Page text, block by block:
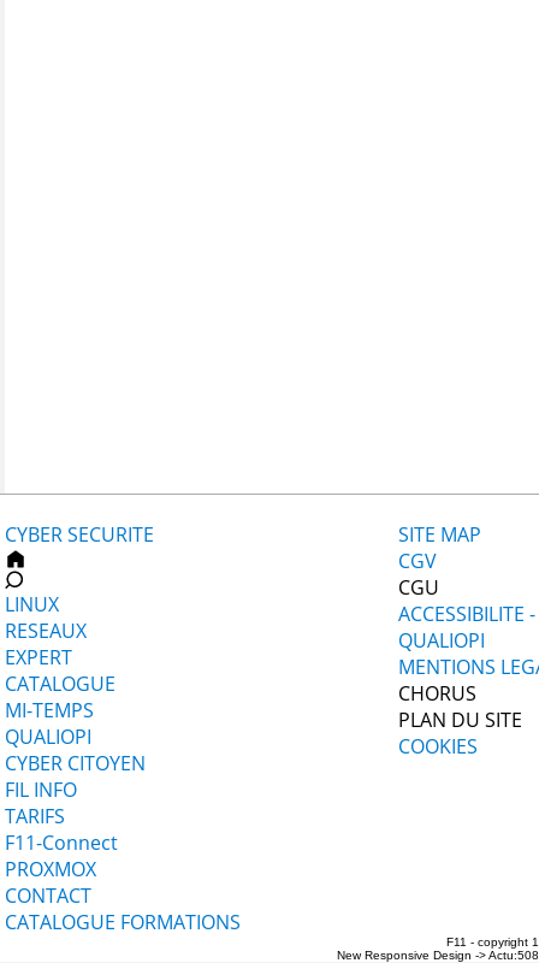
CYBER SECURITE
LINUX
RESEAUX
EXPERT
CATALOGUE
MI-TEMPS
QUALIOPI
CYBER CITOYEN
FIL INFO
TARIFS
F11-Connect
PROXMOX
CONTACT
CATALOGUE FORMATIONS
SITE MAP
CGV
CGU
ACCESSIBILITE
QUALIOPI
MENTIONS
CHORUS
PLAN DU SITE
COOKIES
F11 - copyright
New Responsive Design ->